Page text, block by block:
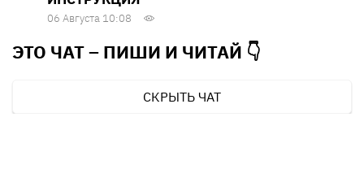
06 Августа 10:08
ЭТО ЧАТ – ПИШИ И ЧИТАЙ 👇
СКРЫТЬ ЧАТ